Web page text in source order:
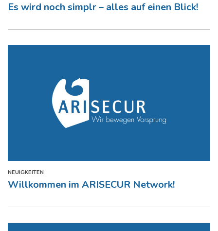
Es wird noch simplr – alles auf einen Blick!
NEUIGKEITEN
Willkommen im ARISECUR Network!